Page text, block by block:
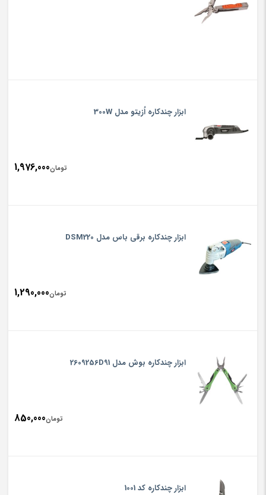
ابزار چندکاره اُزیتو مدل 300W
تومان1,976,000
ابزار چندکاره برقی باس مدل DSM220
تومان1,290,000
ابزار چندکاره بوش مدل 2609256D91
تومان850,000
ابزار چندکاره کد 1001